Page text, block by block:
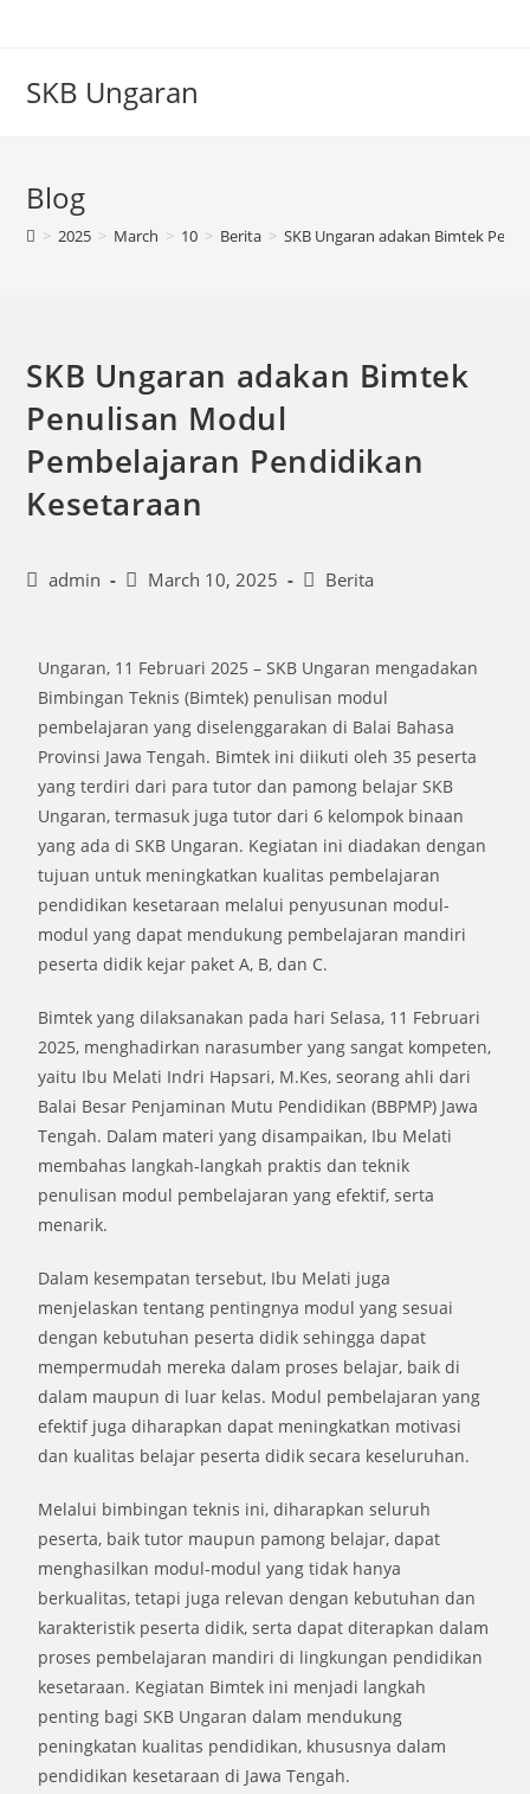
SKB Ungaran
Blog
> 2025 > March > 10 > Berita > SKB Ungaran adakan Bimtek
SKB Ungaran adakan Bimtek
Penulisan Modul
Pembelajaran Pendidikan
Kesetaraan
admin March 10, 2025 Berita
Ungaran, 11 Februari 2025 – SKB Ungaran mengadakan
Bimbingan Teknis (Bimtek) penulisan modul
pembelajaran yang diselenggarakan di Balai Bahasa
Provinsi Jawa Tengah. Bimtek ini diikuti oleh 35 peserta
yang terdiri dari para tutor dan pamong belajar SKB
Ungaran, termasuk juga tutor dari 6 kelompok binaan
yang ada di SKB Ungaran. Kegiatan ini diadakan dengan
tujuan untuk meningkatkan kualitas pembelajaran
pendidikan kesetaraan melalui penyusunan modul-
modul yang dapat mendukung pembelajaran mandiri
peserta didik kejar paket A, B, dan C.
Bimtek yang dilaksanakan pada hari Selasa, 11 Februari
2025, menghadirkan narasumber yang sangat kompeten,
yaitu Ibu Melati Indri Hapsari, M.Kes, seorang ahli dari
Balai Besar Penjaminan Mutu Pendidikan (BBPMP) Jawa
Tengah. Dalam materi yang disampaikan, Ibu Melati
membahas langkah-langkah praktis dan teknik
penulisan modul pembelajaran yang efektif, serta
menarik.
Dalam kesempatan tersebut, Ibu Melati juga
menjelaskan tentang pentingnya modul yang sesuai
dengan kebutuhan peserta didik sehingga dapat
mempermudah mereka dalam proses belajar, baik di
dalam maupun di luar kelas. Modul pembelajaran yang
efektif juga diharapkan dapat meningkatkan motivasi
dan kualitas belajar peserta didik secara keseluruhan.
Melalui bimbingan teknis ini, diharapkan seluruh
peserta, baik tutor maupun pamong belajar, dapat
menghasilkan modul-modul yang tidak hanya
berkualitas, tetapi juga relevan dengan kebutuhan dan
karakteristik peserta didik, serta dapat diterapkan dalam
proses pembelajaran mandiri di lingkungan pendidikan
kesetaraan. Kegiatan Bimtek ini menjadi langkah
penting bagi SKB Ungaran dalam mendukung
peningkatan kualitas pendidikan, khususnya dalam
pendidikan kesetaraan di Jawa Tengah.